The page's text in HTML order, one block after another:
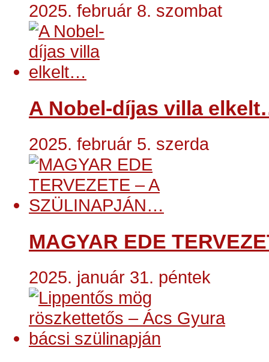
2025. február 8. szombat
A Nobel-díjas villa
2025. február 5. szerda
MAGYAR EDE
2025. január 31. péntek